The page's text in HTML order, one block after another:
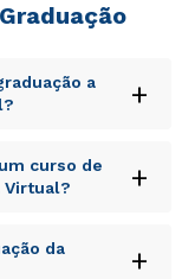
a
+
error sit
laudantium,
ab illo inventore
quia
sed quia
curso de
Virtual?
+
error sit
laudantium,
da
+